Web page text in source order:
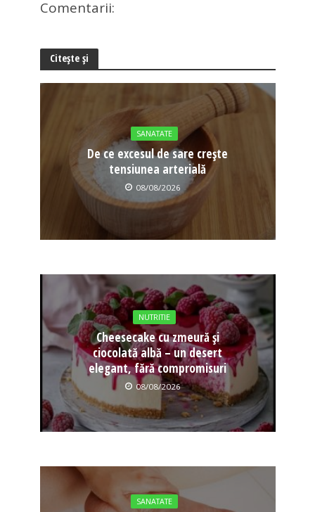
Comentarii:
Citește și
SANATATE
De ce excesul de sare crește
tensiunea arterială
08/08/2026
NUTRITIE
Cheesecake cu zmeură și
ciocolată albă – un desert
elegant, fără compromisuri
08/08/2026
SANATATE